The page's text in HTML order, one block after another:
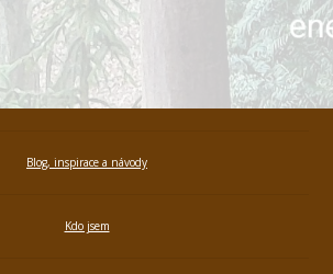
Blog, inspirace a návody
Kdo jsem